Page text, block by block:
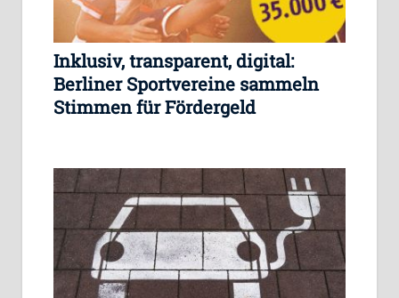
Inklusiv, transparent, digital:
Berliner Sportvereine sammeln
Stimmen für Fördergeld